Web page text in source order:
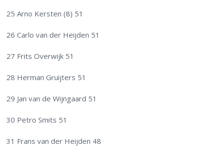
25 Arno Kersten (8) 51
26 Carlo van der Heijden 51
27 Frits Overwijk 51
28 Herman Gruijters 51
29 Jan van de Wijngaard 51
30 Petro Smits 51
31 Frans van der Heijden 48